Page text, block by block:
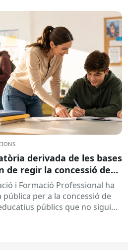
derivada de les bases
de regir la concessió de
educatius, per al
programes de formació i
2026-2027
i Formació Professional ha
per a la concessió de
públics que no siguin